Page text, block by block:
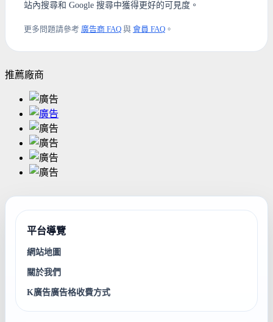
站內搜尋和 Google 搜尋中獲得更好的可見度。
更多問題請參考 廣告商 FAQ 與 會員 FAQ 。
推薦廠商
平台導覽
網站地圖
關於我們
K廣告廣告格收費方式